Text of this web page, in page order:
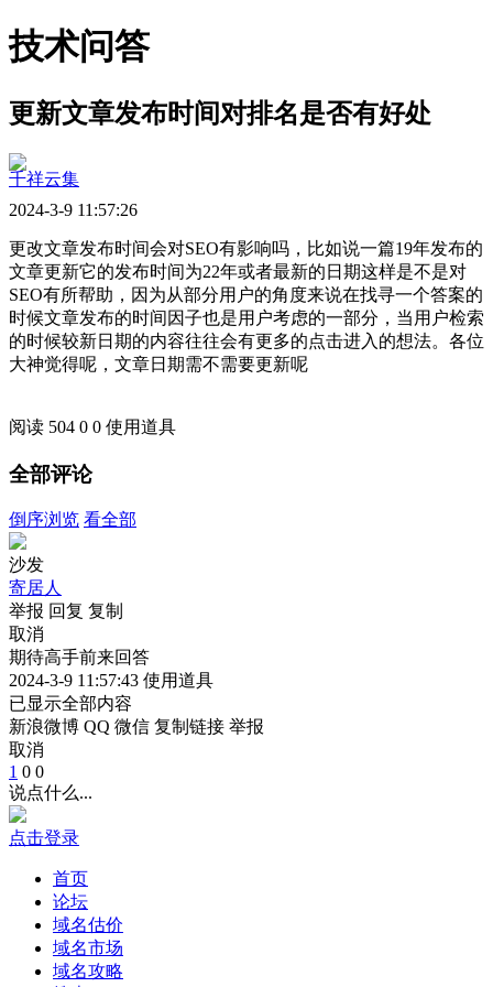
技术问答
更新文章发布时间对排名是否有好处
千祥云集
2024-3-9 11:57:26
更改文章发布时间会对SEO有影响吗，比如说一篇19年发布的
文章更新它的发布时间为22年或者最新的日期这样是不是对
SEO有所帮助，因为从部分用户的角度来说在找寻一个答案的
时候文章发布的时间因子也是用户考虑的一部分，当用户检索
的时候较新日期的内容往往会有更多的点击进入的想法。各位
大神觉得呢，文章日期需不需要更新呢
阅读 504 0 0 使用道具
全部评论
倒序浏览 看全部
沙发
寄居人
举报 回复 复制
取消
期待高手前来回答
2024-3-9 11:57:43 使用道具
已显示全部内容
新浪微博 QQ 微信 复制链接 举报
取消
1 0 0
说点什么...
点击登录
首页
论坛
域名估价
域名市场
域名攻略